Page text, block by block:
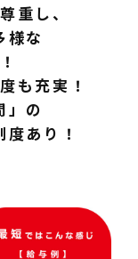
重し、
様な
も充実！
」の
あり！